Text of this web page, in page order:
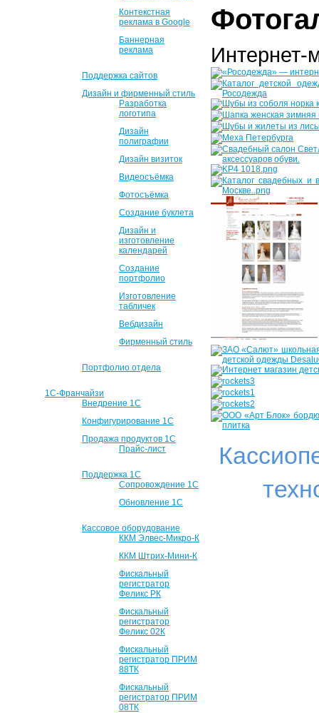
Контекстная
реклама в Google
Баннерная
реклама
Поддержка сайтов
Дизайн и фирменный стиль
Разработка
логотипа
Дизайн
полиграфии
Дизайн визиток
Видеосъёмка
Фотосъёмка
Создание буклета
Дизайн и
изготовление
календарей
Создание
портфолио
Изготовление
табличек
Вебдизайн
Фирменный стиль
Портфолио отдела
1С-Франчайзи
Внедрение 1С
Конфигурирование 1С
Продажа продуктов 1С
Прайс-лист
Поддержка 1С
Сопровождение 1С
Обновление 1С
Кассовое оборудование
ККМ Элвес-Микро-К
ККМ Штрих-Мини-К
Фискальный
регистратор
Феликс РК
Фискальный
регистратор
Феликс 02К
Фискальный
регистратор ПРИМ
88ТК
Фискальный
регистратор ПРИМ
08ТК
Интернет-